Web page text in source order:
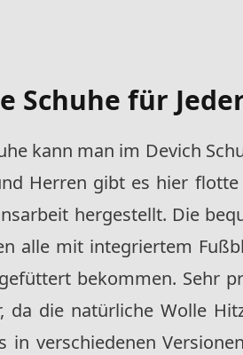
Schuhe für
kann man im Devich
Herren gibt es hier flotte
hergestellt. Die
alle mit integriertem
bekommen. Sehr
da die natürliche Wolle
in verschiedenen